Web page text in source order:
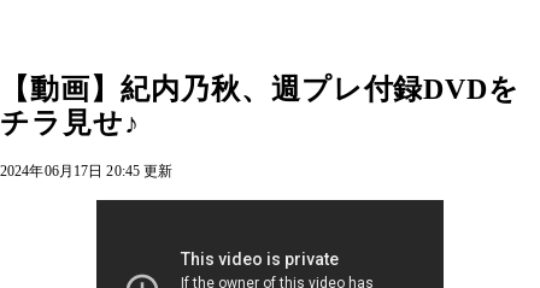
【動画】紀内乃秋、週プレ付録DVDを
チラ見せ♪
2024年06月17日 20:45 更新